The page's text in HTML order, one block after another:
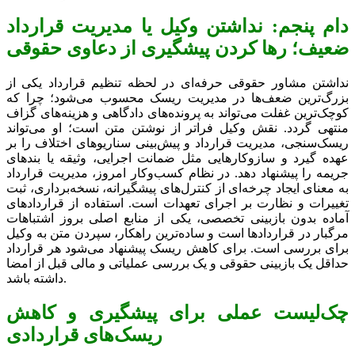
دام پنجم: نداشتن وکیل یا مدیریت قرارداد
ضعیف؛ رها کردن پیشگیری از دعاوی حقوقی
نداشتن مشاور حقوقی حرفه‌ای در لحظه تنظیم قرارداد یکی از
بزرگ‌ترین ضعف‌ها در مدیریت ریسک محسوب می‌شود؛ چرا که
کوچک‌ترین غفلت می‌تواند به پرونده‌های دادگاهی و هزینه‌های گزاف
منتهی گردد. نقش وکیل فراتر از نوشتن متن است؛ او می‌تواند
ریسک‌سنجی، مدیریت قرارداد و پیش‌بینی سناریوهای اختلاف را بر
عهده گیرد و سازوکارهایی مثل ضمانت اجرایی، وثیقه یا بندهای
جریمه را پیشنهاد دهد. در نظام کسب‌وکار امروز، مدیریت قرارداد
به معنای ایجاد چرخه‌ای از کنترل‌های پیشگیرانه، نسخه‌برداری، ثبت
تغییرات و نظارت بر اجرای تعهدات است. استفاده از قراردادهای
آماده بدون بازبینی تخصصی، یکی از منابع اصلی بروز اشتباهات
مرگبار در قراردادها است و ساده‌ترین راهکار، سپردن متن به وکیل
برای بررسی است. برای کاهش ریسک پیشنهاد می‌شود هر قرارداد
حداقل یک بازبینی حقوقی و یک بررسی عملیاتی و مالی قبل از امضا
داشته باشد.
چک‌لیست عملی برای پیشگیری و کاهش
ریسک‌های قراردادی